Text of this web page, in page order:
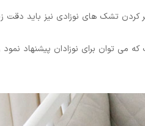
کردن تشک های نوزادی نیز باید دقت
می توان برای نوزادان پیشنهاد